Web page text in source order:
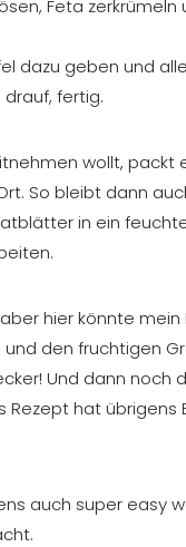
Feta
dazu geben und
fertig.
wollt,
So bleibt dann
in ein
hier könnte
den fruchtigen
Und dann noch
hat
auch super easy